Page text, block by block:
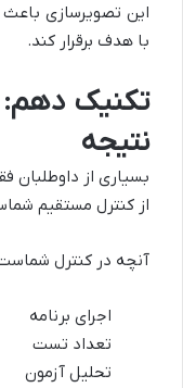
این تصویرسازی
با هدف برقرار کند.
تکنیک دهم:
نتیجه
بسیاری از داوطلبان
از کنترل مستقیم
آنچه در کنترل
اجرای برنامه
تعداد تست
تحلیل آزمون